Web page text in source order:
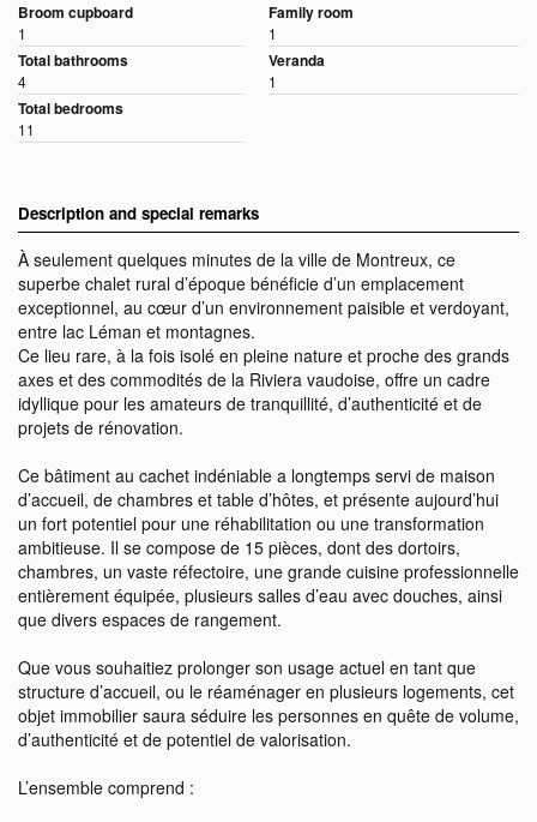
Broom cupboard
1
Family room
1
Total bathrooms
4
Veranda
1
Total bedrooms
11
Description and special remarks
À seulement quelques minutes de la ville de Montreux, ce
superbe chalet rural d’époque bénéficie d’un emplacement
exceptionnel, au cœur d’un environnement paisible et verdoyant,
entre lac Léman et montagnes.
Ce lieu rare, à la fois isolé en pleine nature et proche des grands
axes et des commodités de la Riviera vaudoise, offre un cadre
idyllique pour les amateurs de tranquillité, d’authenticité et de
projets de rénovation.
Ce bâtiment au cachet indéniable a longtemps servi de maison
d’accueil, de chambres et table d’hôtes, et présente aujourd’hui
un fort potentiel pour une réhabilitation ou une transformation
ambitieuse. Il se compose de 15 pièces, dont des dortoirs,
chambres, un vaste réfectoire, une grande cuisine professionnelle
entièrement équipée, plusieurs salles d’eau avec douches, ainsi
que divers espaces de rangement.
Que vous souhaitiez prolonger son usage actuel en tant que
structure d’accueil, ou le réaménager en plusieurs logements, cet
objet immobilier saura séduire les personnes en quête de volume,
d’authenticité et de potentiel de valorisation.
L’ensemble comprend :